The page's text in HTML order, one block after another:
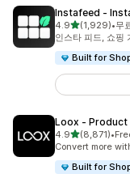
Instafeed ‑
4.9별 5개 중
(1,929)
총 리뷰 1929개
•무
인스타 피드, 쇼핑
Built for
Loox ‑ Product
4.9별 5개 중
(8,871)
총 리뷰 8871개
•
Convert more
Built for